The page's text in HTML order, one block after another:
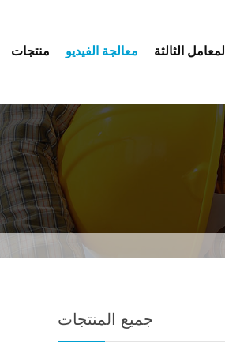
منتجات معالجة الفيديو المعامل الثالثة
جميع المنتجات